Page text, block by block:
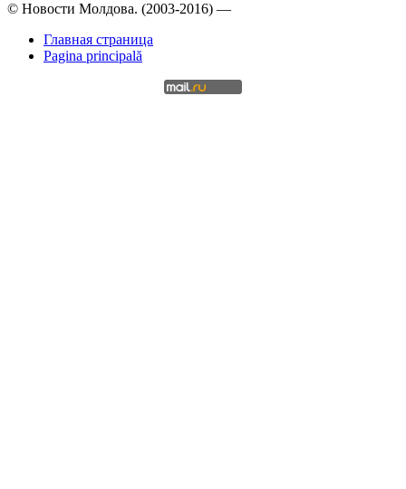
© Новости Молдова. (2003-2016) —
Главная страница
Pagina principală